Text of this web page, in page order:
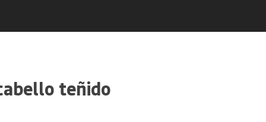
teñido